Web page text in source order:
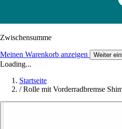
Zwischensumme
Meinen Warenkorb anzeigen Weiter
Loading...
Startseite
/ Rolle mit Vorderradbremse